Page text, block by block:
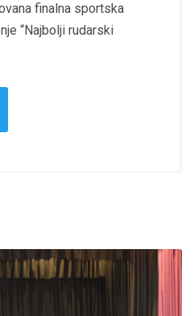
finalna sportska
“Najbolji rudarski